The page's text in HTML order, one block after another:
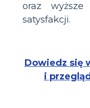
oraz
satysfakcji.
Dowiedz się
i